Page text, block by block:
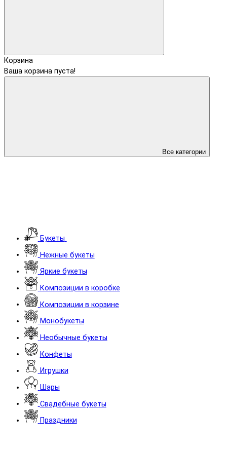
Корзина
Ваша корзина пуста!
Все категории
Букеты
Нежные букеты
Яркие букеты
Композиции в коробке
Композиции в корзине
Монобукеты
Необычные букеты
Конфеты
Игрушки
Шары
Cвадебные букеты
Праздники